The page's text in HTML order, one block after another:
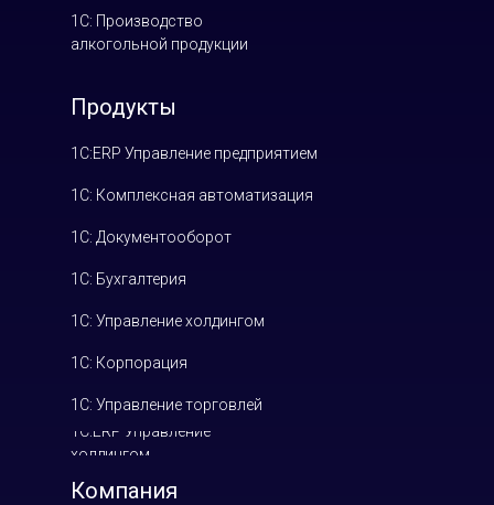
Продукты
Компания
1С: Производство
алкогольной продукции
1С:ERP Управление предприятием
1С: Комплексная автоматизация
1С: Документооборот
1С: Управление холдингом
1С: Корпорация
1С: Бухгалтерия
1С: Управление торговлей
1С:ERP Управление
холдингом